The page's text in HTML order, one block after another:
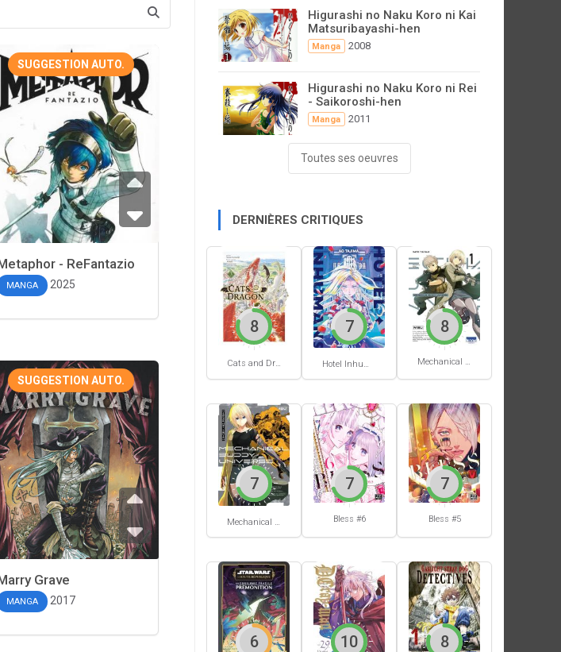
SUGGESTION AUTO.
- ReFantazio
MANGA 2025
SUGGESTION AUTO.
Grave
MANGA 2017
Higurashi no Naku Koro ni Kai
Matsuribayashi-hen
Manga 2008
Higurashi no Naku Koro ni Rei
- Saikoroshi-hen
Manga 2011
Toutes ses oeuvres
DERNIÈRES CRITIQUES
Cats and Dragon #3
8
Hotel Inhumans #1
7 8
7
Bless #6
7
Bless #5
7
6 10 8